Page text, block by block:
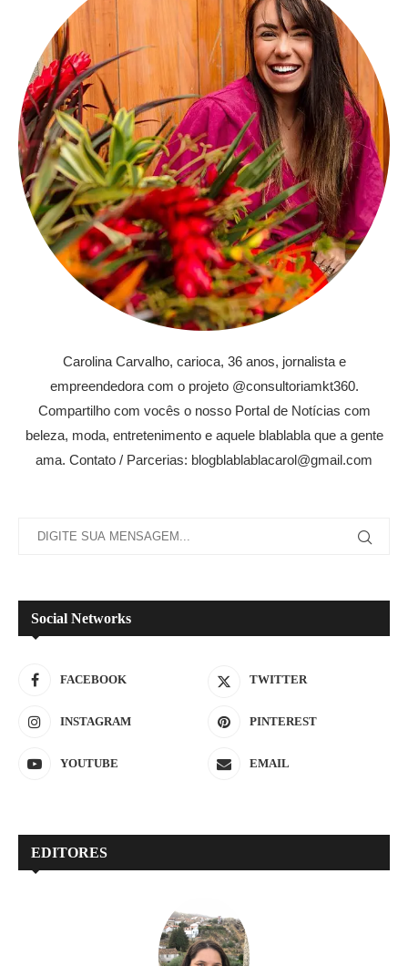
Carolina Carvalho, carioca, 36 anos, jornalista e
empreendedora com o projeto @consultoriamkt360.
Compartilho com vocês o nosso Portal de Notícias com
beleza, moda, entretenimento e aquele blablabla que a gente
ama. Contato / Parcerias: blogblablablacarol@gmail.com
Social Networks
FACEBOOK TWITTER
INSTAGRAM PINTEREST
YOUTUBE EMAIL
EDITORES